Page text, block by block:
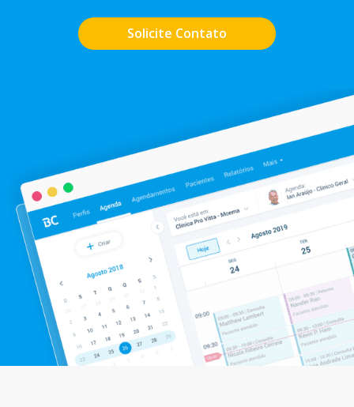
Solicite Contato